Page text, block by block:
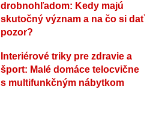
drobnohľadom: Kedy majú
skutočný význam a na čo si dať
pozor?
Interiérové triky pre zdravie a
šport: Malé domáce telocvične
s multifunkčným nábytkom